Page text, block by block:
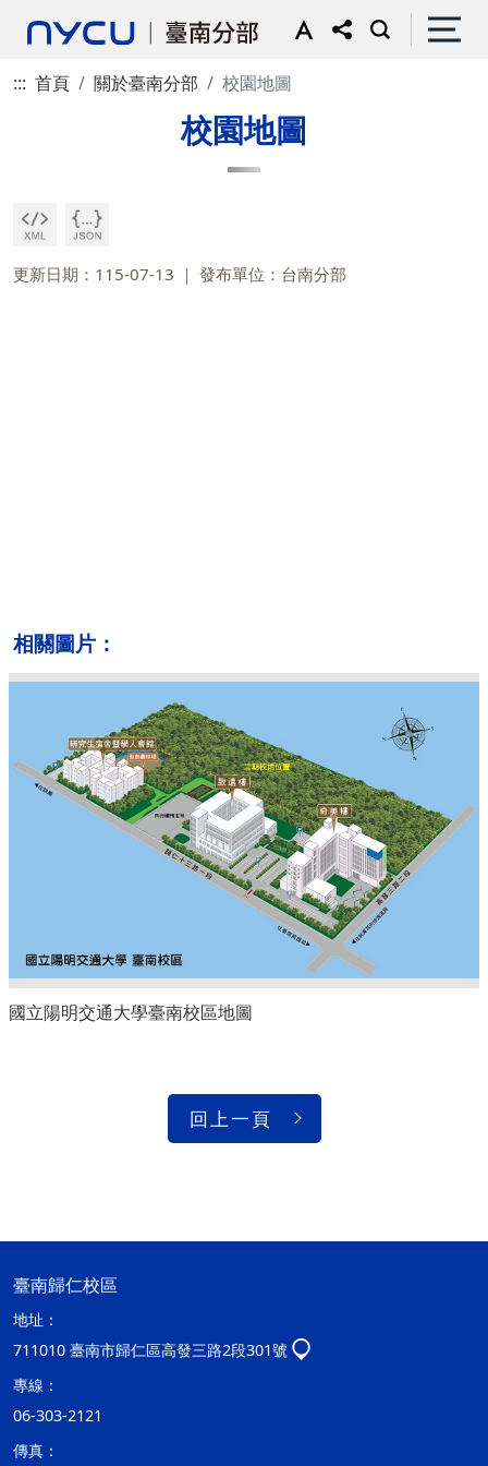
::: 首頁 關於臺南分部 校園地圖
校園地圖
更新日期：115-07-13 發布單位：台南分部
相關圖片：
國立陽明交通大學臺南校區地圖
回上一頁
臺南歸仁校區
地址：
711010 臺南市歸仁區高發三路2段301號
專線：
06-303-2121
傳真：